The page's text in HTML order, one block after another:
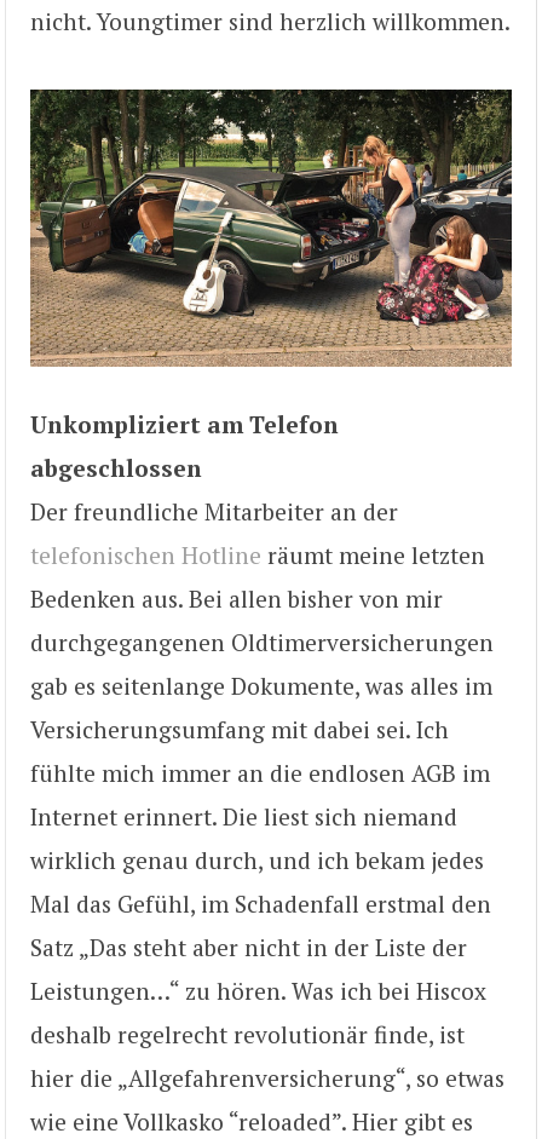
nicht. Youngtimer sind herzlich willkommen.
Unkompliziert am Telefon
abgeschlossen
Der freundliche Mitarbeiter an der
telefonischen Hotline räumt meine letzten
Bedenken aus. Bei allen bisher von mir
durchgegangenen Oldtimerversicherungen
gab es seitenlange Dokumente, was alles im
Versicherungsumfang mit dabei sei. Ich
fühlte mich immer an die endlosen AGB im
Internet erinnert. Die liest sich niemand
wirklich genau durch, und ich bekam jedes
Mal das Gefühl, im Schadenfall erstmal den
Satz „Das steht aber nicht in der Liste der
Leistungen…“ zu hören. Was ich bei Hiscox
deshalb regelrecht revolutionär finde, ist
hier die „Allgefahrenversicherung“, so etwas
wie eine Vollkasko “reloaded”. Hier gibt es